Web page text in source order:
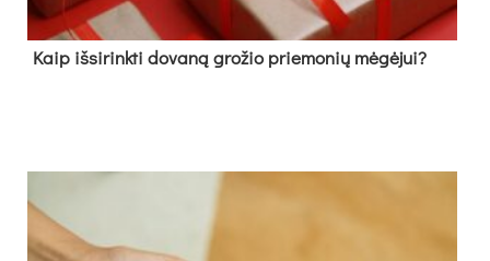
Kaip išsirinkti dovaną grožio priemonių mėgėjui?